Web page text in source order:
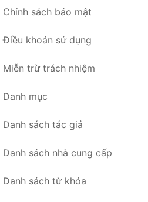
Chính sách bảo mật
Điều khoản sử dụng
Miễn trừ trách nhiệm
Danh mục
Danh sách tác giả
Danh sách nhà cung cấp
Danh sách từ khóa